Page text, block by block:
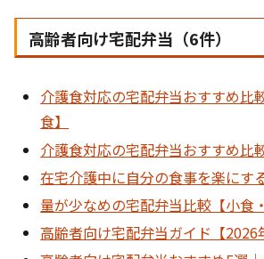
高齢者向け宅配弁当（6件）
介護食対応の宅配弁当おすすめ比
食】
介護食対応の宅配弁当おすすめ比
在宅介護中に自分の食事を楽にす
量が少なめの宅配弁当比較【小食
高齢者向け宅配弁当ガイド【2026